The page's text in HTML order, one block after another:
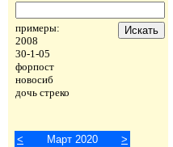
примеры:
2008
30-1-05
форпост
новосиб
дочь стреко
< Март 2020
>